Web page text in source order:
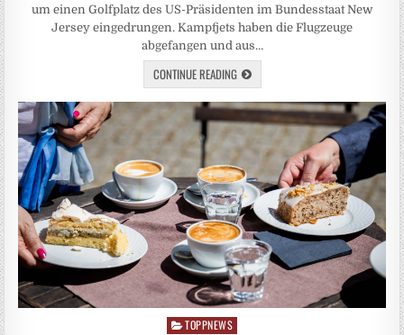
um einen Golfplatz des US-Präsidenten im Bundesstaat New
Jersey eingedrungen. Kampfjets haben die Flugzeuge
abgefangen und aus…
CONTINUE READING
Posted
TOPPNEWS